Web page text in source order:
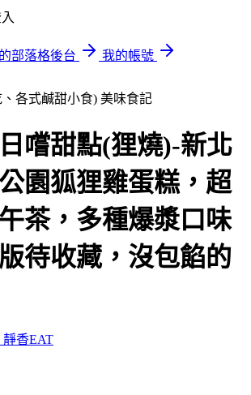
部落格後台
我的帳號
各式鹹甜小食) 美味食記
嚐甜點(狸燒)-新北
園狐狸雞蛋糕，超
茶，多種爆漿口味
待收藏，沒包餡的
靜香EAT